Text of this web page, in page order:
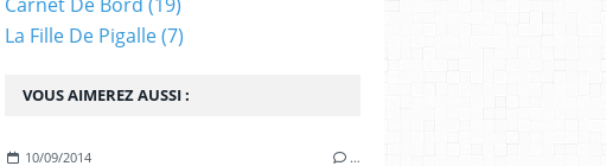
VOUS AIMEREZ AUSSI :
10/09/2014 …
La Fille De Pigalle(7)